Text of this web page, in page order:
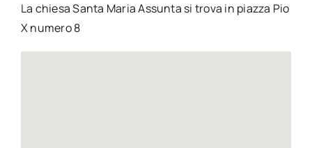
La chiesa Santa Maria Assunta si trova in piazza Pio
X numero 8